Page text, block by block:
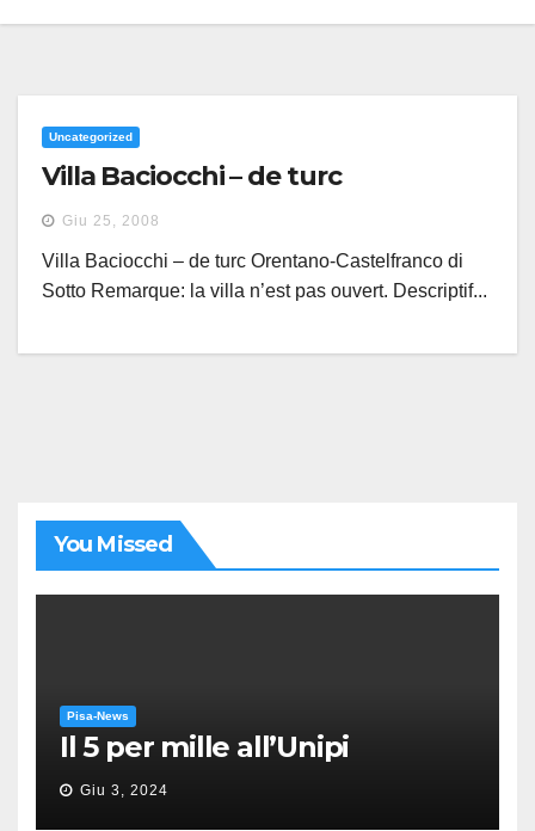
Uncategorized
Villa Baciocchi – de turc
Giu 25, 2008
Villa Baciocchi – de turc Orentano-Castelfranco di
Sotto Remarque: la villa n’est pas ouvert. Descriptif...
You Missed
Pisa-News
Il 5 per mille all’Unipi
Giu 3, 2024